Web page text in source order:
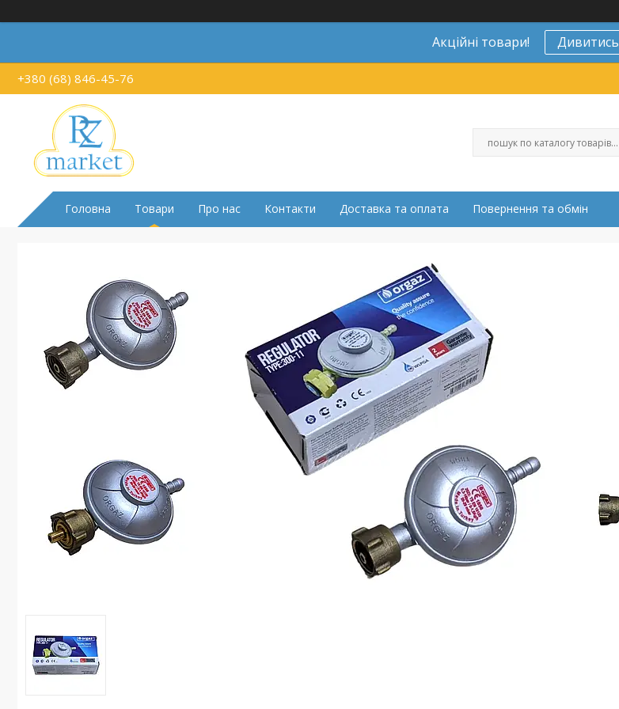
Акційні товари! Дивитись
+380 (68) 846-45-76
Головна Товари Про нас Контакти Доставка та оплата Повернення та обмін